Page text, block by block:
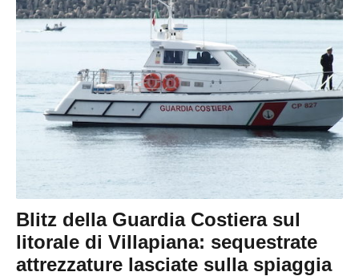
Blitz della Guardia Costiera sul
litorale di Villapiana: sequestrate
attrezzature lasciate sulla spiaggia